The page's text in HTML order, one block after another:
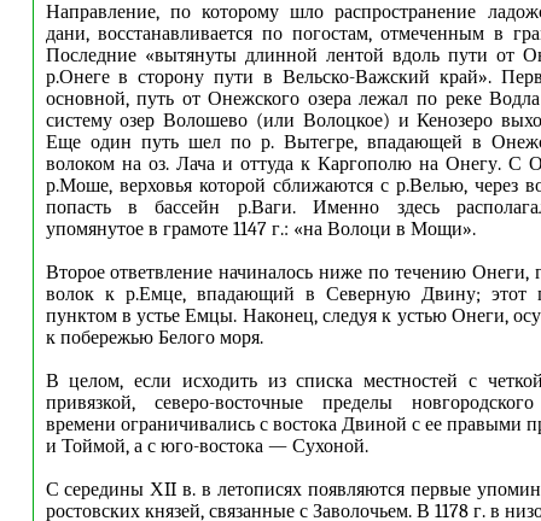
Направление, по которому шло распространение
дани, восстанавливается по погостам, отмеченным в
Последние «вытянуты длинной лентой вдоль пути от
р.Онеге в сторону пути в Вельско-Важский край».
основной, путь от Онежского озера лежал по реке
систему озер Волошево (или Волоцкое) и Кенозеро
Еще один путь шел по р. Вытегре, впадающей в
волоком на оз. Лача и оттуда к Каргополю на Онегу. С
р.Моше, верховья которой сближаются с р.Велью, через
попасть в бассейн р.Ваги. Именно здесь
упомянутое в грамоте 1147 г.: «на Волоци в Мощи».
Второе ответвление начиналось ниже по течению Онеги,
волок к р.Емце, впадающий в Северную Двину; этот
пунктом в устье Емцы. Наконец, следуя к устью Онеги,
к побережью Белого моря.
В целом, если исходить из списка местностей с
привязкой, северо-восточные пределы
времени ограничивались с востока Двиной с ее правыми
и Тоймой, а с юго-востока — Сухоной.
С середины ХII в. в летописях появляются первые
ростовских князей, связанные с Заволочьем. В 1178 г. в